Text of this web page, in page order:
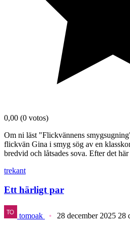
0,00 (0 votos)
Om ni läst "Flickvännens
flickvän Gina i smyg sög av en
bredvid och låtsades sova. Efter det
trekant
Ett härligt par
tomoak 28 december 2025 28